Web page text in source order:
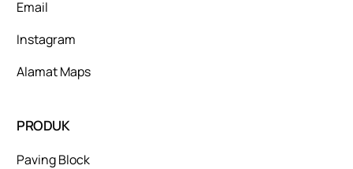
Email
Instagram
Alamat Maps
PRODUK
Paving Block